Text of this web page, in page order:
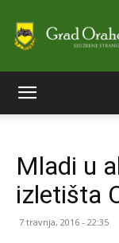
Mladi u
izletišta
7 travnja, 2016 - 22:35